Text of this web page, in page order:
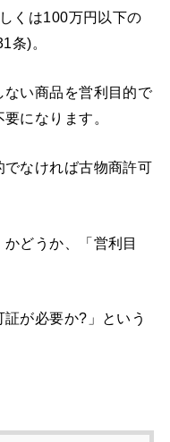
くは100万円以下の
条)。
ない商品を営利目的で
になります。
でなければ古物商許可
どうか、「営利目
が必要か?」という